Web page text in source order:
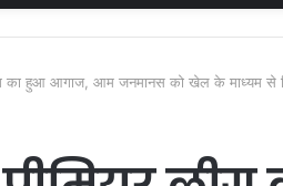
का हुआ आगाज, आम जनमानस को खेल के माध्यम से